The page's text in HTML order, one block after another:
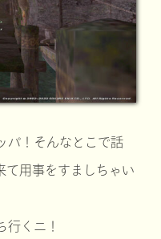
パ！そんなとこで話
て用事をすましちゃい
行くニ！